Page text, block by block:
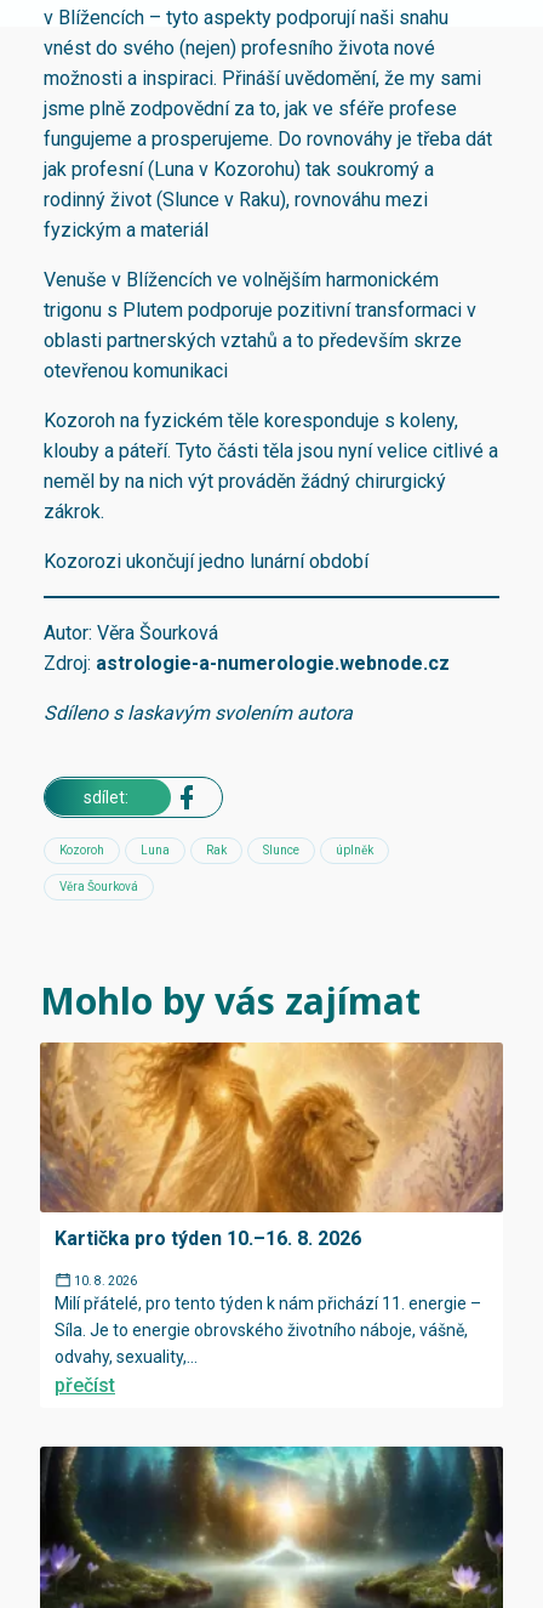
v Blížencích – tyto aspekty podporují naši snahu
vnést do svého (nejen) profesního života nové
možnosti a inspiraci. Přináší uvědomění, že my sami
jsme plně zodpovědní za to, jak ve sféře profese
fungujeme a prosperujeme. Do rovnováhy je třeba dát
jak profesní (Luna v Kozorohu) tak soukromý a
rodinný život (Slunce v Raku), rovnováhu mezi
fyzickým a materiál
Venuše v Blížencích ve volnějším harmonickém
trigonu s Plutem podporuje pozitivní transformaci v
oblasti partnerských vztahů a to především skrze
otevřenou komunikaci
Kozoroh na fyzickém těle koresponduje s koleny,
klouby a páteří. Tyto části těla jsou nyní velice citlivé a
neměl by na nich výt prováděn žádný chirurgický
zákrok.
Kozorozi ukončují jedno lunární období
Autor: Věra Šourková
Zdroj: astrologie-a-numerologie.webnode.cz
Sdíleno s laskavým svolením autora
sdílet:
Kozoroh Luna Rak Slunce úplněk
Věra Šourková
Mohlo by vás zajímat
Kartička pro týden 10.–16. 8. 2026
10. 8. 2026
Milí přátelé, pro tento týden k nám přichází 11. energie –
Síla. Je to energie obrovského životního náboje, vášně,
odvahy, sexuality,...
přečíst